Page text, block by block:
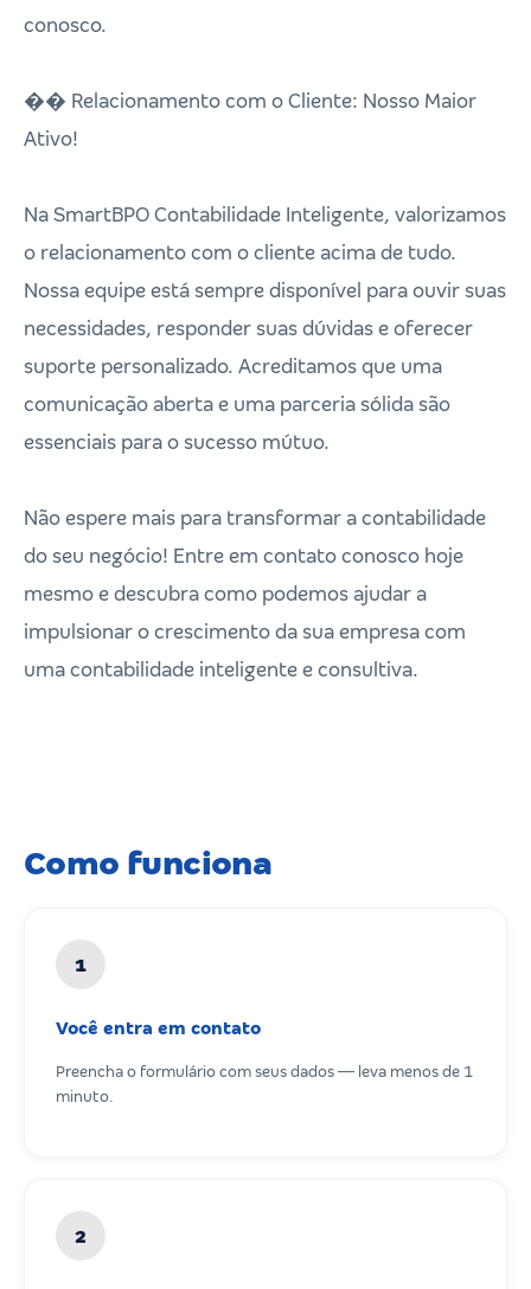
conosco.
�� Relacionamento com o Cliente: Nosso Maior
Ativo!
Na SmartBPO Contabilidade Inteligente, valorizamos
o relacionamento com o cliente acima de tudo.
Nossa equipe está sempre disponível para ouvir suas
necessidades, responder suas dúvidas e oferecer
suporte personalizado. Acreditamos que uma
comunicação aberta e uma parceria sólida são
essenciais para o sucesso mútuo.
Não espere mais para transformar a contabilidade
do seu negócio! Entre em contato conosco hoje
mesmo e descubra como podemos ajudar a
impulsionar o crescimento da sua empresa com
uma contabilidade inteligente e consultiva.
Como funciona
1
Você entra em contato
Preencha o formulário com seus dados — leva menos de 1
minuto.
2